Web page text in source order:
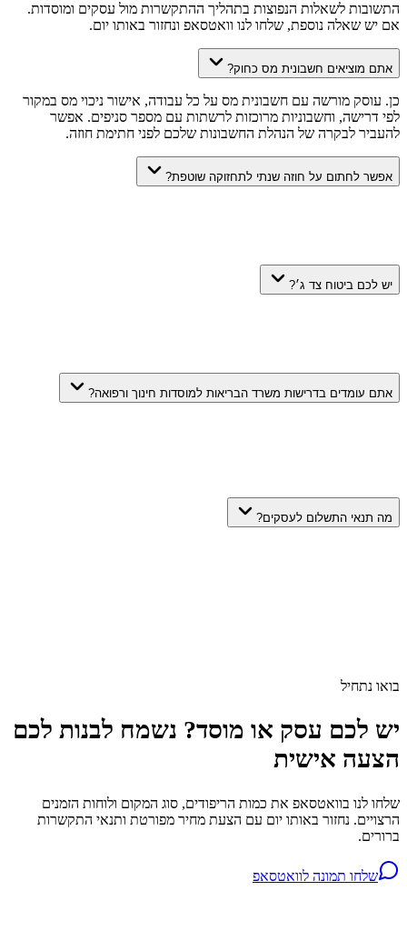
התשובות לשאלות הנפוצות בתהליך ההתקשרות מול עסקים ומוסדות.
אם יש שאלה נוספת, שלחו לנו וואטסאפ ונחזור באותו יום.
אתם מוציאים חשבונית מס כחוק?
כן. עוסק מורשה עם חשבונית מס על כל עבודה, אישור ניכוי מס במקור
לפי דרישה, וחשבוניות מרוכזות לרשתות עם מספר סניפים. אפשר
להעביר לבקרה של הנהלת החשבונות שלכם לפני חתימת חוזה.
אפשר לחתום על חוזה שנתי לתחזוקה שוטפת?
יש לכם ביטוח צד ג׳?
אתם עומדים בדרישות משרד הבריאות למוסדות חינוך ורפואה?
מה תנאי התשלום לעסקים?
בואו נתחיל
יש לכם עסק או מוסד? נשמח לבנות לכם
הצעה אישית
שלחו לנו בוואטסאפ את כמות הריפודים, סוג המקום ולוחות הזמנים
הרצויים. נחזור באותו יום עם הצעת מחיר מפורטת ותנאי התקשרות
ברורים.
שלחו תמונה לוואטסאפ